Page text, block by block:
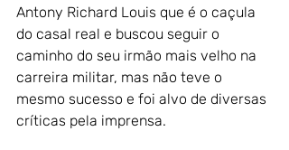
Antony Richard Louis que é o caçula
do casal real e buscou seguir o
caminho do seu irmão mais velho na
carreira militar, mas não teve o
mesmo sucesso e foi alvo de diversas
críticas pela imprensa.